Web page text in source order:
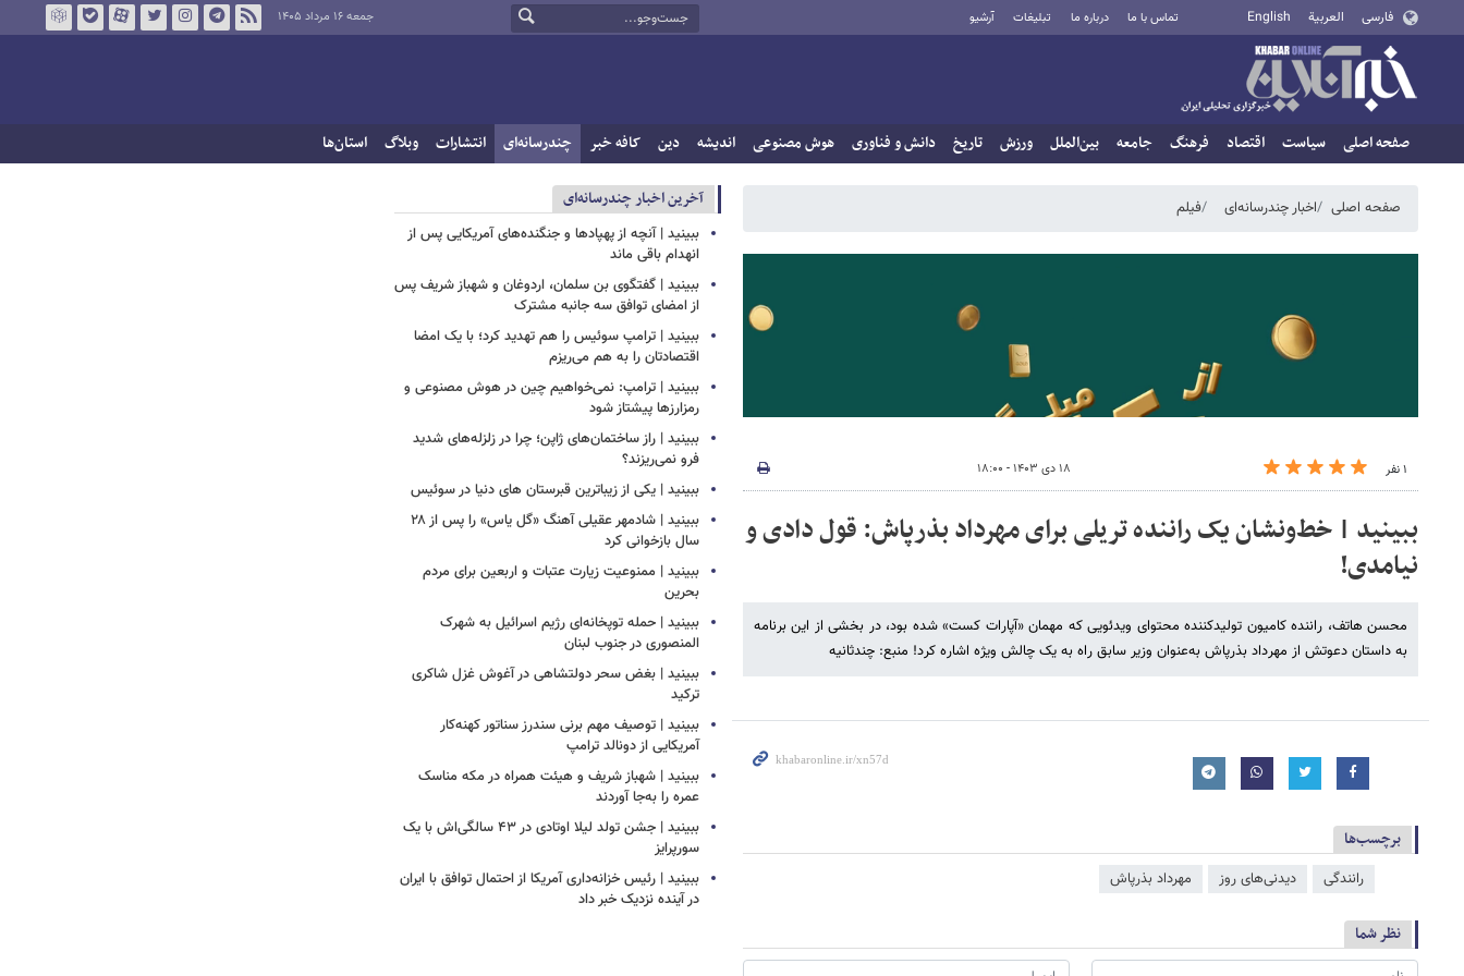
فارسی العربية English تماس با ما درباره ما تبلیغات آرشیو جمعه ۱۶ مرداد ۱۴۰۵
صفحه اصلی سیاست اقتصاد فرهنگ جامعه بین‌الملل ورزش تاریخ دانش و فناوری هوش مصنوعی اندیشه دین کافه خبر چندرسانه‌ای انتشارات وبلاگ استان‌ها
صفحه اصلی اخبار چندرسانه‌ای فیلم
۱ نفر ۱۸ دی ۱۴۰۳ - ۱۸:۰۰
ببینید | خط‌ونشان یک راننده تریلی برای مهرداد بذرپاش: قول دادی و
نیامدی!
محسن هاتف، راننده‌ کامیون تولیدکننده محتوای ویدئویی که مهمان «آپارات کست» شده بود، در بخشی از این برنامه
به داستان دعوتش از مهرداد بذرپاش به‌عنوان وزیر سابق راه به یک چالش ویژه اشاره کرد! منبع: چندثانیه
برچسب‌ها
رانندگی دیدنی‌های روز مهرداد بذرپاش
نظر شما
آخرین اخبار چندرسانه‌ای
ببینید | آنچه از پهپادها و جنگنده‌های آمریکایی پس از
انهدام باقی ماند
ببینید | گفتگوی بن سلمان، اردوغان و شهباز شریف پس
از امضای توافق سه جانبه مشترک
ببینید | ترامپ سوئیس را هم تهدید کرد؛ با یک امضا
اقتصادتان را به هم می‌ریزم
ببینید | ترامپ: نمی‌خواهیم چین در هوش مصنوعی و
رمزارزها پیشتاز شود
ببینید | راز ساختمان‌های ژاپن؛ چرا در زلزله‌های شدید
فرو نمی‌ریزند؟
ببینید | یکی از زیباترین قبرستان های دنیا در سوئیس
ببینید | شادمهر عقیلی آهنگ «گل یاس» را پس از ۲۸
سال بازخوانی کرد
ببینید | ممنوعیت زیارت عتبات و اربعین برای مردم
بحرین
ببینید | حمله توپخانه‌ای رژیم اسرائیل به شهرک
المنصوری در جنوب لبنان
ببینید | بغض سحر دولتشاهی در آغوش غزل شاکری
ترکید
ببینید | توصیف مهم برنی سندرز سناتور کهنه‌کار
آمریکایی از دونالد ترامپ
ببینید | شهباز شریف و هیئت همراه در مکه مناسک
عمره را به‌جا آوردند
ببینید | جشن تولد لیلا اوتادی در ۴۳ سالگی‌اش با یک
سورپرایز
ببینید | رئیس خزانه‌داری آمریکا از احتمال توافق با ایران
در آینده نزدیک خبر داد